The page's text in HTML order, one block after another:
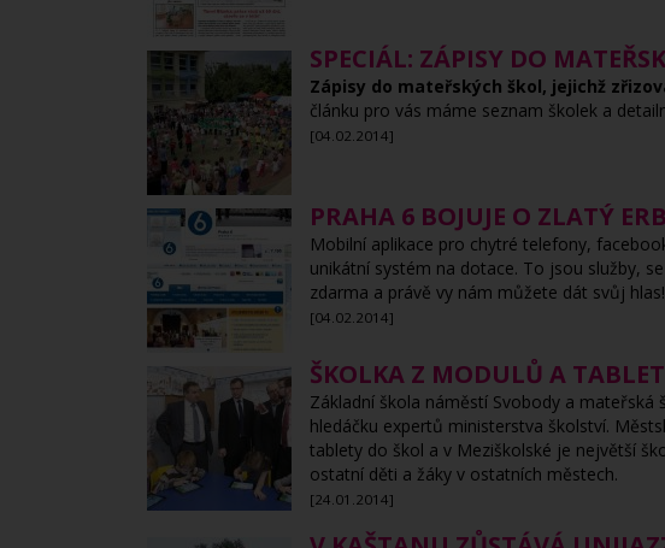
SPECIÁL: ZÁPISY DO
Zápisy do mateřských škol, jejichž
článku pro vás máme seznam školek a
[04.02.2014]
PRAHA 6 BOJUJE O ZLATÝ
Mobilní aplikace pro chytré telefony,
unikátní systém na dotace. To jsou služby,
zdarma a právě vy nám můžete dát svůj
[04.02.2014]
ŠKOLKA Z MODULŮ A
Základní škola náměstí Svobody a
hledáčku expertů ministerstva školství.
tablety do škol a v Meziškolské je největší
ostatní děti a žáky v ostatních městech.
[24.01.2014]